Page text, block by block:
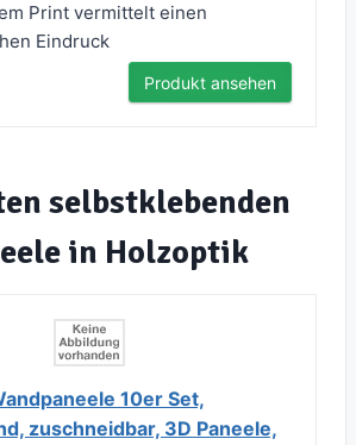
Print vermittelt einen
Eindruck
Produkt ansehen
selbstklebenden
in Holzoptik
10er Set,
zuschneidbar, 3D Paneele,